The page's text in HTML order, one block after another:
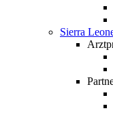
Sierra